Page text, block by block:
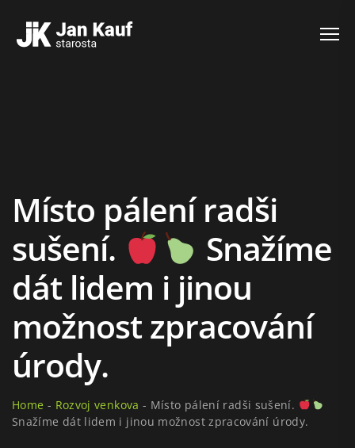
Místo pálení radši
sušení.
Snažíme
dát lidem i jinou
možnost zpracování
úrody.
Home - Rozvoj venkova - Místo pálení radši sušení.
Snažíme dát lidem i jinou možnost zpracování úrody.